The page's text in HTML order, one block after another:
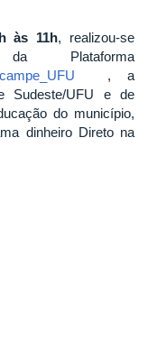
às 11h, realizou-se
Plataforma
, a
Sudeste/UFU e de
do município,
dinheiro Direto na